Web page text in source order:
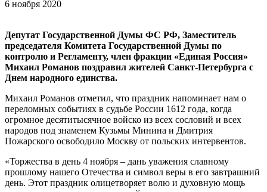
6 ноября 2020
Депутат Государственной Думы ФС РФ, Заместитель
председателя Комитета Государственной Думы по
контролю и Регламенту, член фракции «Единая Россия»
Михаил Романов поздравил жителей Санкт-Петербурга с
Днем народного единства.
Михаил Романов отметил, что праздник напоминает нам о
переломных событиях в судьбе России 1612 года, когда
огромное десятитысячное войско из всех сословий и всех
народов под знаменем Кузьмы Минина и Дмитрия
Пожарского освободило Москву от польских интервентов.
«Торжества в день 4 ноября – дань уважения славному
прошлому нашего Отечества и символ веры в его завтрашний
день. Этот праздник олицетворяет волю и духовную мощь